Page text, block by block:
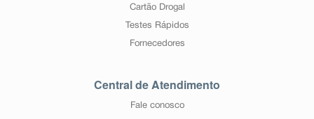
Cartão Drogal
Testes Rápidos
Fornecedores
Central de Atendimento
Fale conosco